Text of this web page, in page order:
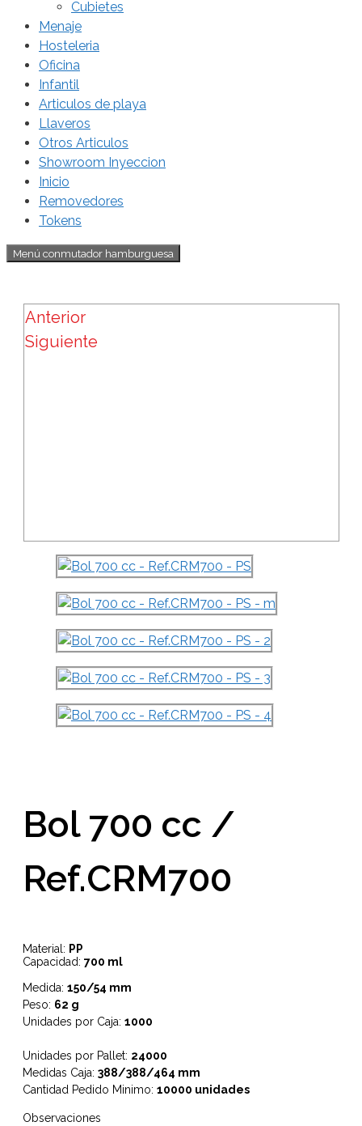
Cubietes
Menaje
Hosteleria
Oficina
Infantil
Articulos de playa
Llaveros
Otros Articulos
Showroom Inyeccion
Inicio
Removedores
Tokens
Menú conmutador hamburguesa
Anterior
Siguiente
Bol 700 cc /
Ref.CRM700
Material: PP
Capacidad: 700 ml
Medida: 150/54 mm
Peso: 62 g
Unidades por Caja: 1000
Unidades por Pallet: 24000
Medidas Caja: 388/388/464 mm
Cantidad Pedido Minimo: 10000 unidades
Observaciones